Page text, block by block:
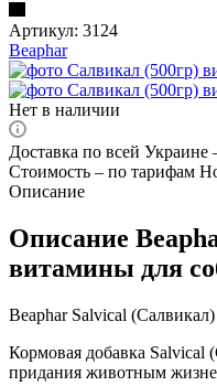
Артикул: 3124
Beaphar
Нет в наличии
Доставка по всей Украине
Стоимость – по тарифам
Описание
Описание
витамины для
Beaphar Salvical (Салвикал)
Кормовая добавка Salvical
придания животным